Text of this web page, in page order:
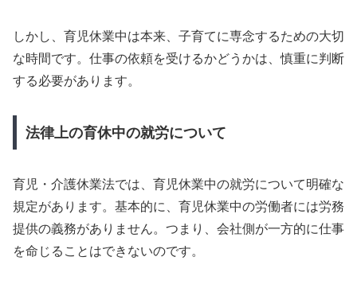
しかし、育児休業中は本来、子育てに専念するための大切
な時間です。仕事の依頼を受けるかどうかは、慎重に判断
する必要があります。
法律上の育休中の就労について
育児・介護休業法では、育児休業中の就労について明確な
規定があります。基本的に、育児休業中の労働者には労務
提供の義務がありません。つまり、会社側が一方的に仕事
を命じることはできないのです。